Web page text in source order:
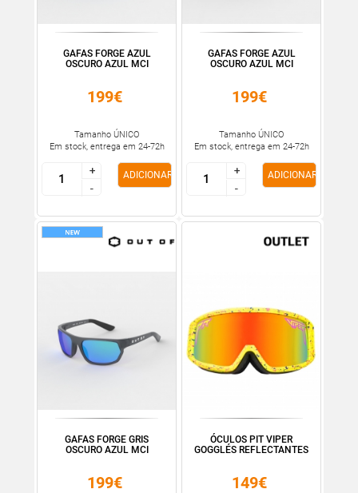
GAFAS FORGE AZUL
OSCURO AZUL MCI
199€
Tamanho ÚNICO
Em stock, entrega em 24-72h
+
-
+
-
ADICIONAR
GAFAS FORGE AZUL
OSCURO AZUL MCI
199€
Tamanho ÚNICO
Em stock, entrega em 24-72h
+
-
+
-
ADICIONAR
GAFAS FORGE GRIS
OSCURO AZUL MCI
199€
ÓCULOS PIT VIPER
GOGGLÉS REFLECTANTES
149€